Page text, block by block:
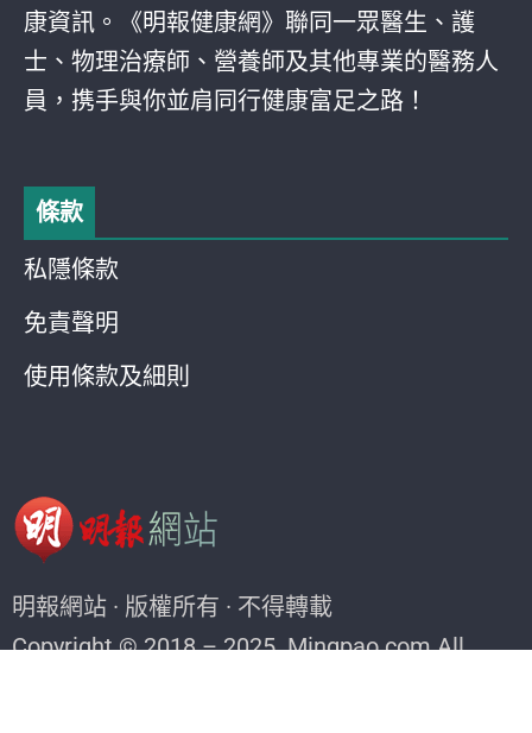
康資訊。《明報健康網》聯同一眾醫生、護
士、物理治療師、營養師及其他專業的醫務人
員，携手與你並肩同行健康富足之路！
條款
私隱條款
免責聲明
使用條款及細則
明報網站 · 版權所有 · 不得轉載
Copyright © 2018 – 2025. Mingpao.com All